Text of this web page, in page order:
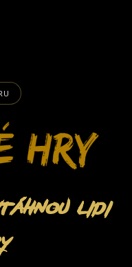
lidi